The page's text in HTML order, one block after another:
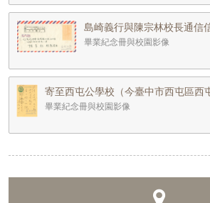
島崎義行與陳宗林校長通信
畢業紀念冊與校園影像
寄至西屯公學校（今臺中市西屯區西
畢業紀念冊與校園影像